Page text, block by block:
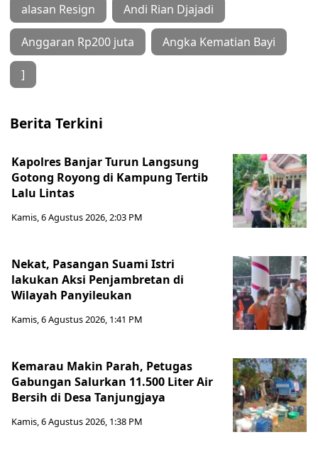
alasan Resign Andi Rian Djajadi
Anggaran Rp200 juta Angka Kematian Bayi
]
Berita Terkini
Kapolres Banjar Turun Langsung
Gotong Royong di Kampung Tertib
Lalu Lintas
Kamis, 6 Agustus 2026, 2:03 PM
Nekat, Pasangan Suami Istri
lakukan Aksi Penjambretan di
Wilayah Panyileukan
Kamis, 6 Agustus 2026, 1:41 PM
Kemarau Makin Parah, Petugas
Gabungan Salurkan 11.500 Liter Air
Bersih di Desa Tanjungjaya
Kamis, 6 Agustus 2026, 1:38 PM